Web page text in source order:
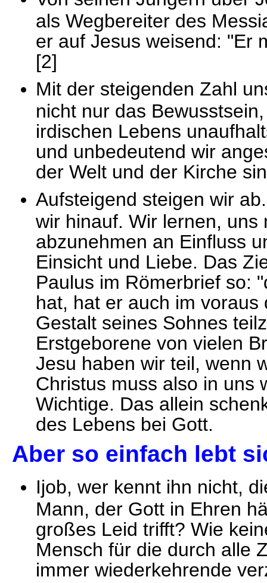
als Wegbereiter des
er auf Jesus weisend: "Er
[2]
Mit der steigenden Zahl
nicht nur das
irdischen Lebens
und unbedeutend wir
der Welt und der Kirche
Aufsteigend steigen wir
wir hinauf. Wir lernen,
abzunehmen an Einfluss
Einsicht und Liebe. Das
Paulus im Römerbrief so:
hat, hat er auch im
Gestalt seines Sohnes
Erstgeborene von vielen
Jesu haben wir teil, wenn
Christus muss also in uns
Wichtige. Das allein
des Lebens bei Gott.
Aber so einfach lebt
Ijob, wer kennt ihn nicht,
Mann, der Gott in Ehren
großes Leid trifft? Wie
Mensch für die durch alle
immer wiederkehrende